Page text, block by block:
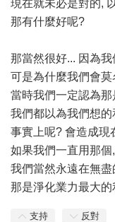
現在就未必是對的,
那有什麼好呢?
那當然很好... 因為
可是為什麼我們會
當時我們一定認為
我們都以為我們想
事實上呢? 會造成現
如果我們一直用那
我們當然永遠在無
那是淨化業力最大
支持 反對